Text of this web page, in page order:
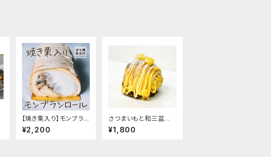
【焼き栗入り】モンブラン
ロール
¥2,200
さつまいもと和三盆の
モンブラン（4個入り）4
50円/1個
¥1,800